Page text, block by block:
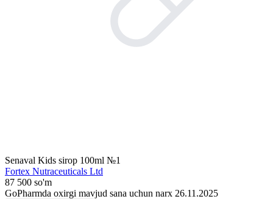
Senaval Kids sirop 100ml №1
Fortex Nutraceuticals Ltd
87 500 so'm
GoPharmda oxirgi mavjud sana uchun narx 26.11.2025